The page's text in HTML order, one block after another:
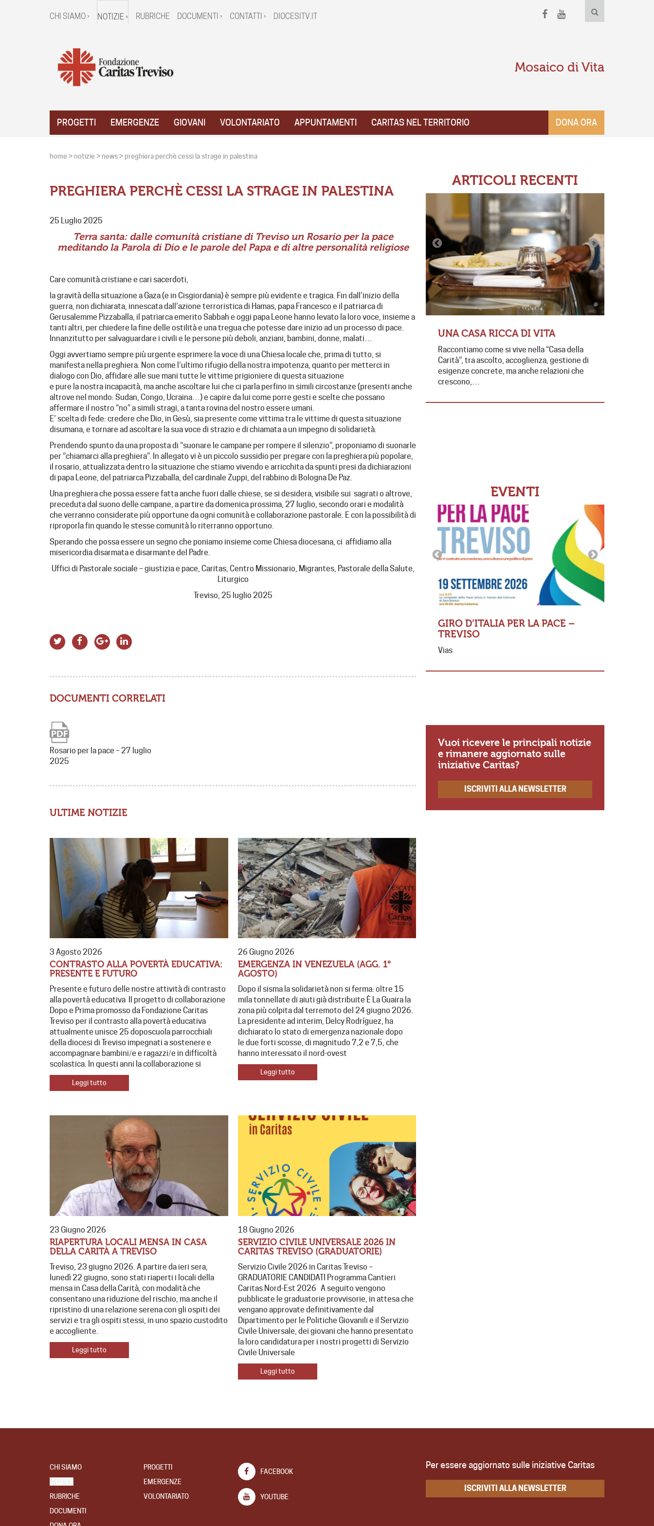
CHI SIAMO › NOTIZIE › RUBRICHE DOCUMENTI › CONTATTI › DIOCESITV.IT
Mosaico di Vita
PROGETTI EMERGENZE GIOVANI VOLONTARIATO APPUNTAMENTI CARITAS NEL TERRITORIO DONA ORA
home > notizie > news> preghiera perchè cessi la strage in palestina
PREGHIERA PERCHÈ CESSI LA STRAGE IN PALESTINA
25 Luglio 2025
Terra santa: dalle comunità cristiane di Treviso un Rosario per la pace
meditando la Parola di Dio e le parole del Papa e di altre personalità religiose
Care comunità cristiane e cari sacerdoti,
la gravità della situazione a Gaza (e in Cisgiordania) è sempre più evidente e tragica. Fin dall’inizio della
guerra, non dichiarata, innescata dall’azione terroristica di Hamas, papa Francesco e il patriarca di
Gerusalemme Pizzaballa, il patriarca emerito Sabbah e oggi papa Leone hanno levato la loro voce, insieme a
tanti altri, per chiedere la fine delle ostilità e una tregua che potesse dare inizio ad un processo di pace.
Innanzitutto per salvaguardare i civili e le persone più deboli, anziani, bambini, donne, malati…
Oggi avvertiamo sempre più urgente esprimere la voce di una Chiesa locale che, prima di tutto, si
manifesta nella preghiera. Non come l’ultimo rifugio della nostra impotenza, quanto per metterci in
dialogo con Dio, affidare alle sue mani tutte le vittime prigioniere di questa situazione
e pure la nostra incapacità, ma anche ascoltare lui che ci parla perfino in simili circostanze (presenti anche
altrove nel mondo: Sudan, Congo, Ucraina…) e capire da lui come porre gesti e scelte che possano
affermare il nostro “no” a simili stragi, a tanta rovina del nostro essere umani.
E’ scelta di fede: credere che Dio, in Gesù, sia presente come vittima tra le vittime di questa situazione
disumana, e tornare ad ascoltare la sua voce di strazio e di chiamata a un impegno di solidarietà.
Prendendo spunto da una proposta di “suonare le campane per rompere il silenzio”, proponiamo di suonarle
per “chiamarci alla preghiera”. In allegato vi è un piccolo sussidio per pregare con la preghiera più popolare,
il rosario, attualizzata dentro la situazione che stiamo vivendo e arricchita da spunti presi da dichiarazioni
di papa Leone, del patriarca Pizzaballa, del cardinale Zuppi, del rabbino di Bologna De Paz.
Una preghiera che possa essere fatta anche fuori dalle chiese, se si desidera, visibile sui sagrati o altrove,
preceduta dal suono delle campane, a partire da domenica prossima, 27 luglio, secondo orari e modalità
che verranno considerate più opportune da ogni comunità e collaborazione pastorale. E con la possibilità di
riproporla fin quando le stesse comunità lo riterranno opportuno.
Sperando che possa essere un segno che poniamo insieme come Chiesa diocesana, ci affidiamo alla
misericordia disarmata e disarmante del Padre.
Uffici di Pastorale sociale – giustizia e pace, Caritas, Centro Missionario, Migrantes, Pastorale della Salute,
Liturgico
Treviso, 25 luglio 2025
DOCUMENTI CORRELATI
Rosario per la pace – 27 luglio
2025
ULTIME NOTIZIE
3 Agosto 2026
CONTRASTO ALLA POVERTÀ EDUCATIVA:
PRESENTE E FUTURO
Presente e futuro delle nostre attività di contrasto
alla povertà educativa Il progetto di collaborazione
Dopo e Prima promosso da Fondazione Caritas
Treviso per il contrasto alla povertà educativa
attualmente unisce 25 doposcuola parrocchiali
della diocesi di Treviso impegnati a sostenere e
accompagnare bambini/e e ragazzi/e in difficoltà
scolastica. In questi anni la collaborazione si
Leggi tutto
26 Giugno 2026
EMERGENZA IN VENEZUELA (AGG. 1°
AGOSTO)
Dopo il sisma la solidarietà non si ferma: oltre 15
mila tonnellate di aiuti già distribuite È La Guaira la
zona più colpita dal terremoto del 24 giugno 2026.
La presidente ad interim, Delcy Rodríguez, ha
dichiarato lo stato di emergenza nazionale dopo
le due forti scosse, di magnitudo 7,2 e 7,5, che
hanno interessato il nord-ovest
Leggi tutto
23 Giugno 2026
RIAPERTURA LOCALI MENSA IN CASA
DELLA CARITÀ A TREVISO
Treviso, 23 giugno 2026. A partire da ieri sera,
lunedì 22 giugno, sono stati riaperti i locali della
mensa in Casa della Carità, con modalità che
consentano una riduzione del rischio, ma anche il
ripristino di una relazione serena con gli ospiti dei
servizi e tra gli ospiti stessi, in uno spazio custodito
e accogliente.
Leggi tutto
18 Giugno 2026
SERVIZIO CIVILE UNIVERSALE 2026 IN
CARITAS TREVISO (GRADUATORIE)
Servizio Civile 2026 in Caritas Treviso –
GRADUATORIE CANDIDATI Programma Cantieri
Caritas Nord-Est 2026 A seguito vengono
pubblicate le graduatorie provvisorie, in attesa che
vengano approvate definitivamente dal
Dipartimento per le Politiche Giovanili e il Servizio
Civile Universale, dei giovani che hanno presentato
la loro candidatura per i nostri progetti di Servizio
Civile Universale
Leggi tutto
ARTICOLI RECENTI
EMERGENZA IN VENEZUELA
(AGG. 1° AGOSTO)
Dopo il sisma la solidarietà non si ferma:
oltre 15 mila tonnellate di aiuti già
distribuite È La Guaira la…
UNA CASA RICCA DI VITA
Raccontiamo come si vive nella “Casa della
Carità”, tra ascolto, accoglienza, gestione di
esigenze concrete, ma anche relazioni che
crescono,…
EVENTI
GIRO D’ITALIA PER LA PACE –
TREVISO
Vias
Vuoi ricevere le principali notizie
e rimanere aggiornato sulle
iniziative Caritas?
ISCRIVITI ALLA NEWSLETTER
CHI SIAMO
NOTIZIE
RUBRICHE
DOCUMENTI
PROGETTI
EMERGENZE
VOLONTARIATO
FACEBOOK
YOUTUBE
Per essere aggiornato sulle iniziative Caritas
ISCRIVITI ALLA NEWSLETTER